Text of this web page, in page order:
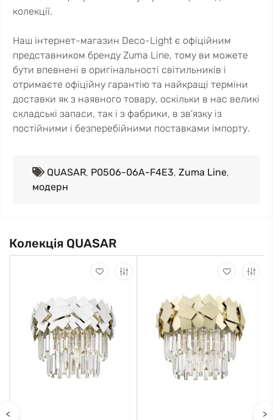
колекції.
Наш інтернет-магазин Deco-Light є офіційним
представником бренду Zuma Line, тому ви можете
бути впевнені в оригінальності світильників і
отримаєте офіційну гарантію та найкращі терміни
доставки як з наявного товару, оскільки в нас великі
складські запаси, так і з фабрики, в зв’язку із
постійними і безперебійними поставками імпорту.
QUASAR, P0506-06A-F4E3, Zuma Line,
модерн
Колекція QUASAR
< >